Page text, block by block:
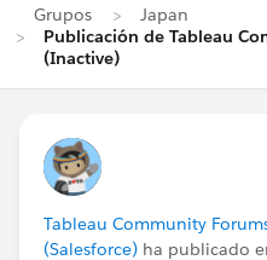
Grupos
Japan
Publicación de Tableau
(Inactive)
Tableau Community
(Salesforce) ha publicado